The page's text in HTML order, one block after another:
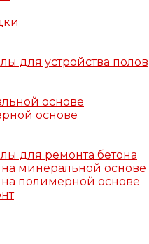
для устройства полов
основе
основе
для ремонта бетона
минеральной основе
полимерной основе